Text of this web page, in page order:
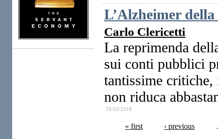
L’Alzheimer
Carlo Clericetti
La reprimenda
sui conti pubblici
tantissime critiche,
non riduca
29/10/2018
« first ‹ previous